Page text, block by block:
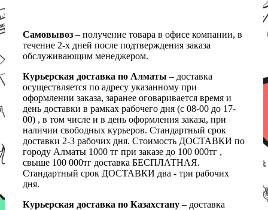
Самовывоз – получение товара в офисе компании, в
течение 2-х дней после подтверждения заказа
обслуживающим менеджером.
Курьерская доставка по Алматы – доставка
осуществляется по адресу указанному при
оформлении заказа, заранее оговаривается время и
день доставки в рамках рабочего дня (с 08-00 до 17-
00) , в том числе и в день оформления заказа, при
наличии свободных курьеров. Стандартный срок
доставки 2-3 рабочих дня. Стоимость ДОСТАВКИ по
городу Алматы 1000 тг при заказе до 100 000тг ,
свыше 100 000тг доставка БЕСПЛАТНАЯ.
Стандартный срок ДОСТАВКИ два - три рабочих
дня.
Курьерская доставка по Казахстану – доставка